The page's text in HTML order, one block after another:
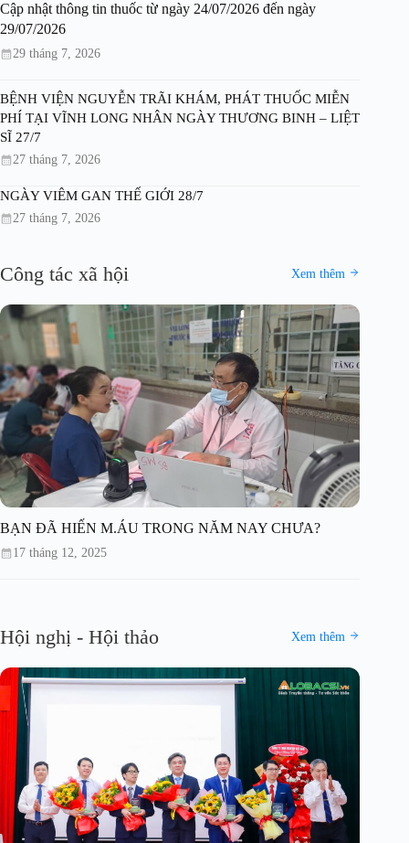
Cập nhật thông tin thuốc từ ngày 24/07/2026 đến ngày
29/07/2026
29 tháng 7, 2026
BỆNH VIỆN NGUYỄN TRÃI KHÁM, PHÁT THUỐC MIỄN
PHÍ TẠI VĨNH LONG NHÂN NGÀY THƯƠNG BINH – LIỆT
SĨ 27/7
27 tháng 7, 2026
NGÀY VIÊM GAN THẾ GIỚI 28/7
27 tháng 7, 2026
Công tác xã hội Xem thêm
BẠN ĐÃ HIẾN M.ÁU TRONG NĂM NAY CHƯA?
17 tháng 12, 2025
Hội nghị - Hội thảo Xem thêm